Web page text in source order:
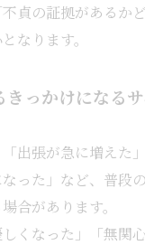
貞の証拠があるか
なります。
っかけになる
「出張が急に増えた
った」など、普段
合があります。
くなった」「無関